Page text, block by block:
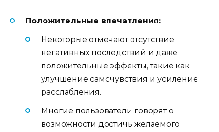
Положительные впечатления:
Некоторые отмечают отсутствие
негативных последствий и даже
положительные эффекты, такие как
улучшение самочувствия и усиление
расслабления.
Многие пользователи говорят о
возможности достичь желаемого